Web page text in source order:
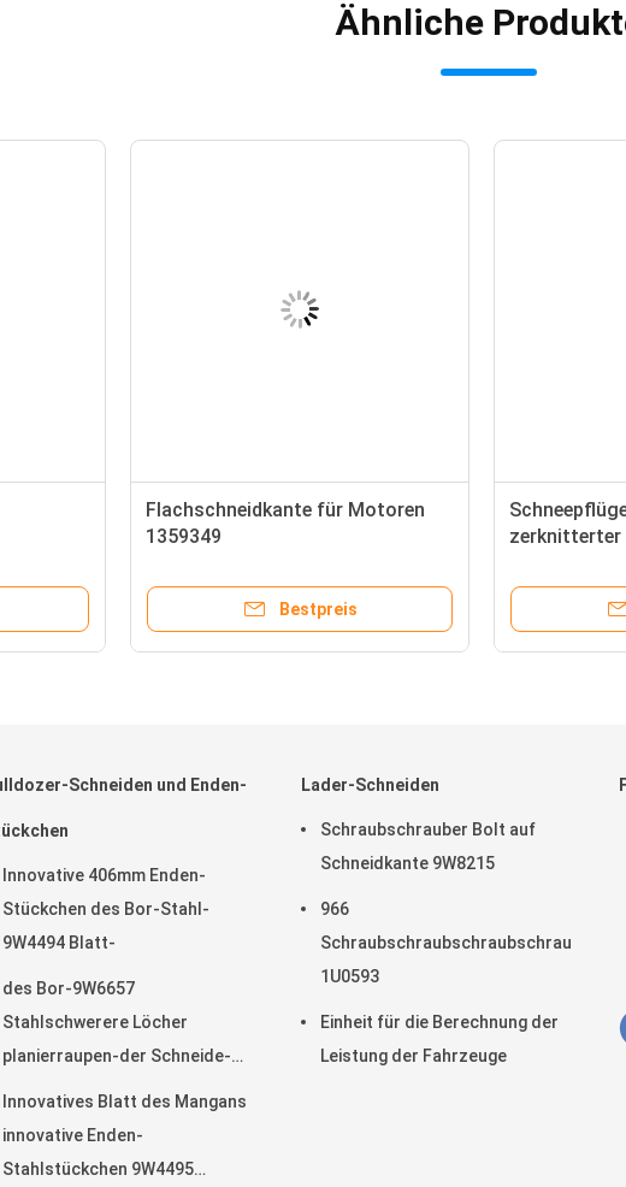
Ähnliche
Flachschneidkante für Motoren
1359349
Bestpreis
zerknitterter
Schneiden und Enden-
Innovative 406mm Enden-
Stückchen des Bor-Stahl-
9W4494 Blatt-
des Bor-9W6657
Stahlschwerere Löcher
planierraupen-der Schneide-
Innovatives Blatt des Mangans
innovative Enden-
Stahlstückchen 9W4495
Lader-Schneiden
Schraubschrauber Bolt auf
Schneidkante 9W8215
966
1U0593
Einheit für die Berechnung der
Leistung der Fahrzeuge